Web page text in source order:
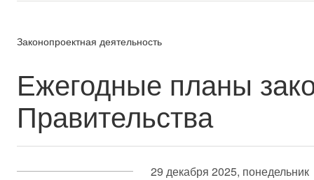
Законопроектная деятельность
Ежегодные планы
Правительства
29 декабря 2025, понедельник